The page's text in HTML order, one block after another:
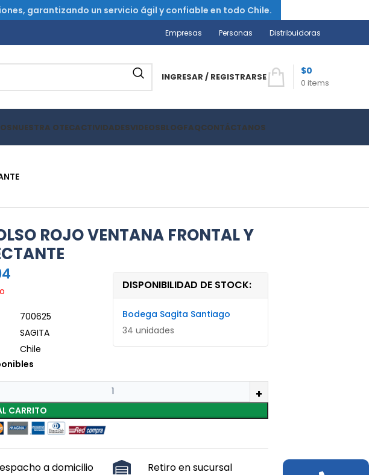
Empresas Personas Distribuidoras
INGRESAR / REGISTRARSE
0 items
$0
NUESTRA OTECACTIVIDADESVIDEOSBLOGFAQCONTÁCTANOS
ROJO VENTANA FRONTAL Y
700625
SAGITA
Chile
DISPONIBILIDAD DE STOCK:
Bodega Sagita Santiago
34 unidades
CARRITO
a domicilio Retiro en sucursal
garantizando un servicio ágil y confiable en todo Chile.